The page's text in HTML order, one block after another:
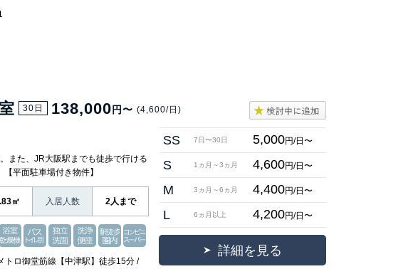
30日 138,000 円〜 (4,600/日)
また、JR大阪駅までも徒歩で行ける
平面駐車場付き物件】
㎡ 入居人数 2人まで
トロ御堂筋線【中津駅】徒歩15分 /
SS 7日〜30日 5,000円/日〜
S 1ヵ月～3ヵ月 4,600円/日〜
M 3ヵ月～6ヵ月 4,400円/日〜
L 6ヵ月以上 4,200円/日〜
詳細を見る